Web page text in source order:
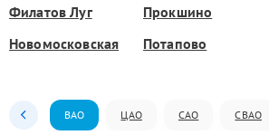
Филатов Луг Прокшино
Новомосковская
Потапово
ВАО ЦАО САО СВАО